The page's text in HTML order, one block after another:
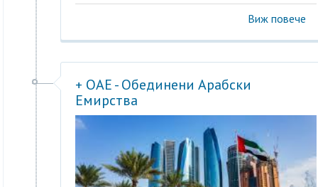
Виж повече
+ ОАЕ - Обединени Арабски
Емирства